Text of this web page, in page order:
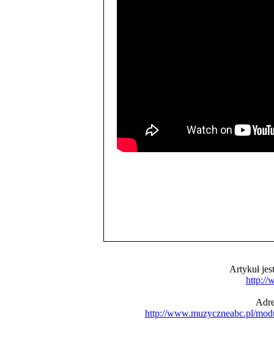
Artykuł
http://
http://www.muzyczneabc.pl/